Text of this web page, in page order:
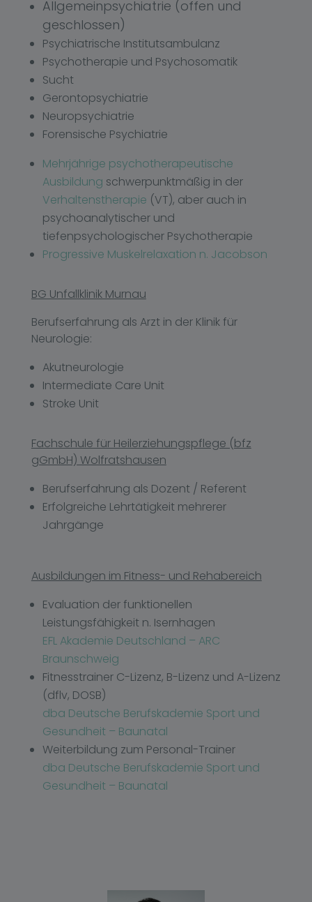
Allgemeinpsychiatrie (offen und
geschlossen)
Psychiatrische Institutsambulanz
Psychotherapie und Psychosomatik
Sucht
Gerontopsychiatrie
Neuropsychiatrie
Forensische Psychiatrie
Mehrjährige psychotherapeutische
Ausbildung schwerpunktmäßig in der
Verhaltenstherapie (VT), aber auch in
psychoanalytischer und
tiefenpsychologischer Psychotherapie
Progressive Muskelrelaxation n. Jacobson
BG Unfallklinik Murnau
Berufserfahrung als Arzt in der Klinik für
Neurologie:
Akutneurologie
Intermediate Care Unit
Stroke Unit
Fachschule für Heilerziehungspflege (bfz
gGmbH) Wolfratshausen
Berufserfahrung als Dozent / Referent
Erfolgreiche Lehrtätigkeit mehrerer
Jahrgänge
Ausbildungen im Fitness- und Rehabereich
Evaluation der funktionellen
Leistungsfähigkeit n. Isernhagen
EFL Akademie Deutschland – ARC
Braunschweig
Fitnesstrainer C-Lizenz, B-Lizenz und A-Lizenz
(dflv, DOSB)
dba Deutsche Berufskademie Sport und
Gesundheit – Baunatal
Weiterbildung zum Personal-Trainer
dba Deutsche Berufskademie Sport und
Gesundheit – Baunatal